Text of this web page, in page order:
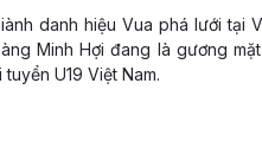
danh hiệu Vua phá lưới tại
Minh Hợi đang là gương
U19 Việt Nam.